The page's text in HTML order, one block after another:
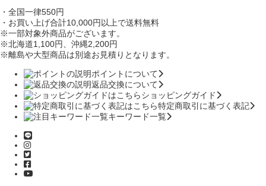
・全国一律550円
・お買い上げ合計10,000円 以上で送料無料
※一部対象外商品がございます。
※北海道1,100円、沖縄2,200円
※離島や大型商品は別途お見積りとなります。
ポイントについて
返品交換について
ショッピングガイド
特定商取引に基づく表記
キーワード一覧